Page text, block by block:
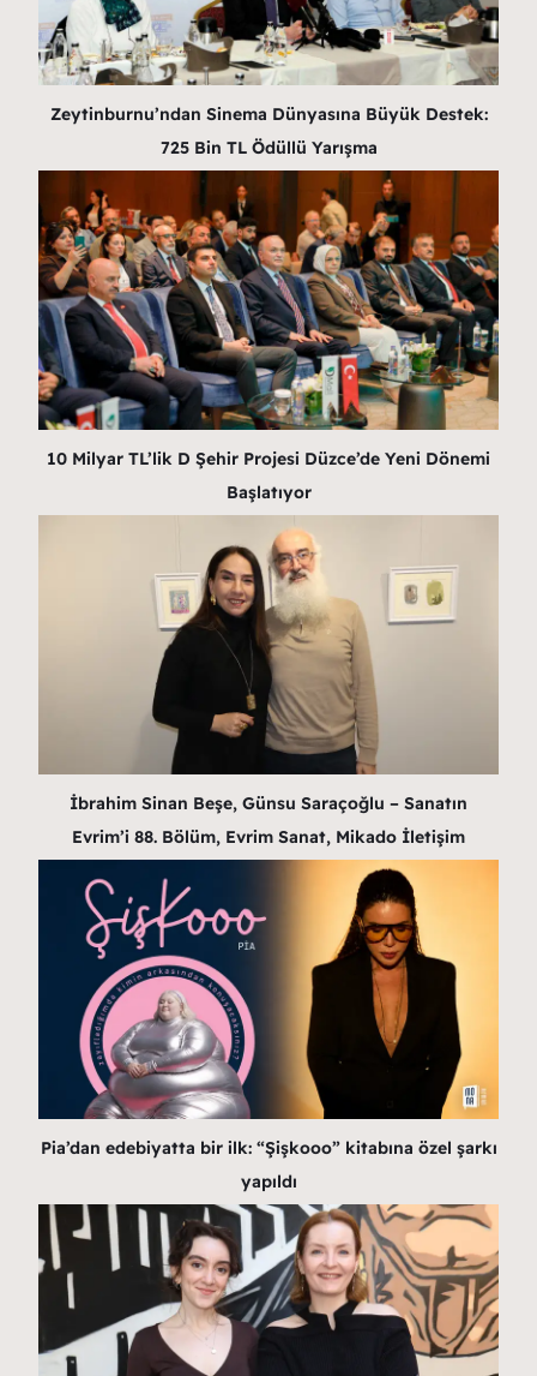
Zeytinburnu’ndan Sinema Dünyasına Büyük Destek:
725 Bin TL Ödüllü Yarışma
10 Milyar TL’lik D Şehir Projesi Düzce’de Yeni Dönemi
Başlatıyor
İbrahim Sinan Beşe, Günsu Saraçoğlu – Sanatın
Evrim’i 88. Bölüm, Evrim Sanat, Mikado İletişim
Pia’dan edebiyatta bir ilk: “Şişkooo” kitabına özel şarkı
yapıldı